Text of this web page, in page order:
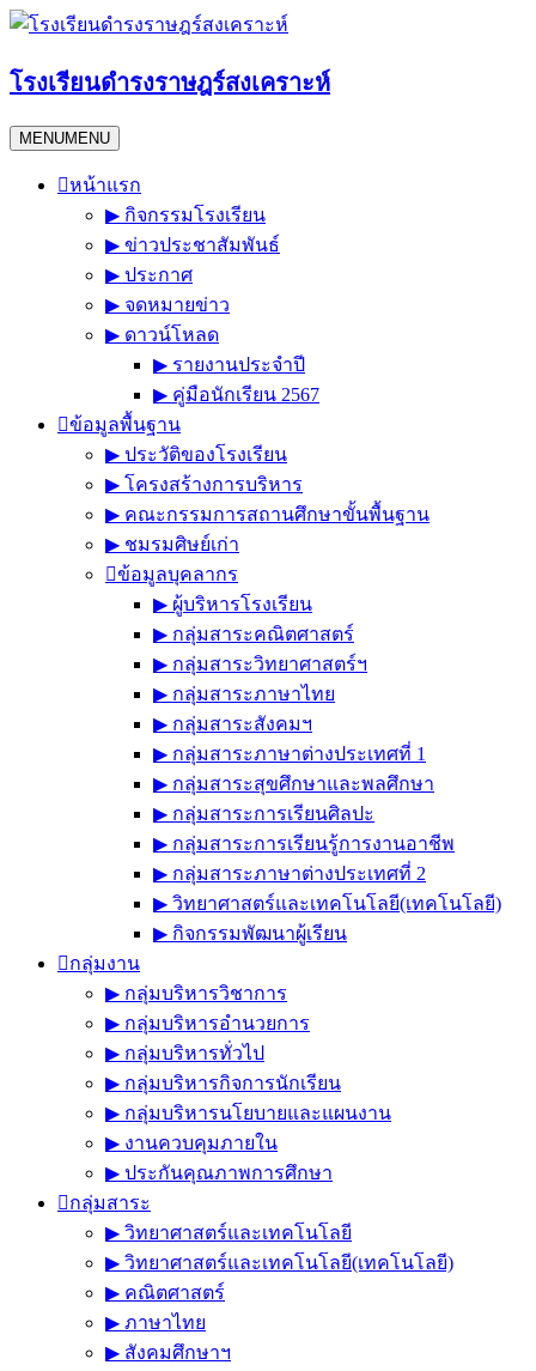
Skip
โรงเรียนดำรงราษฎร์สงเคราะห์
MENUMENU
หน้าแรก
▶︎ กิจกรรมโรงเรียน
▶︎ ข่าวประชาสัมพันธ์
▶︎ ประกาศ
▶︎ จดหมายข่าว
▶︎ ดาวน์โหลด
▶︎ รายงานประจำปี
▶︎ คู่มือนักเรียน 2567
ข้อมูลพื้นฐาน
▶︎ ประวัติของโรงเรียน
▶︎ โครงสร้างการบริหาร
▶︎ คณะกรรมการสถานศึกษาขั้นพื้นฐาน
▶︎ ชมรมศิษย์เก่า
ข้อมูลบุคลากร
▶︎ ผู้บริหารโรงเรียน
▶︎ กลุ่มสาระคณิตศาสตร์
▶︎ กลุ่มสาระวิทยาศาสตร์ฯ
▶︎ กลุ่มสาระภาษาไทย
▶︎ กลุ่มสาระสังคมฯ
▶︎ กลุ่มสาระภาษาต่างประเทศที่ 1
▶︎ กลุ่มสาระสุขศึกษาและพลศึกษา
▶︎ กลุ่มสาระการเรียนศิลปะ
▶︎ กลุ่มสาระการเรียนรู้การงานอาชีพ
▶︎ กลุ่มสาระภาษาต่างประเทศที่ 2
▶︎ วิทยาศาสตร์และเทคโนโลยี(เทคโนโลยี)
▶︎ กิจกรรมพัฒนาผู้เรียน
กลุ่มงาน
▶︎ กลุ่มบริหารวิชาการ
▶︎ กลุ่มบริหารอำนวยการ
▶︎ กลุ่มบริหารทั่วไป
▶︎ กลุ่มบริหารกิจการนักเรียน
▶︎ กลุ่มบริหารนโยบายและแผนงาน
▶︎ งานควบคุมภายใน
▶︎ ประกันคุณภาพการศึกษา
กลุ่มสาระ
▶︎ วิทยาศาสตร์และเทคโนโลยี
▶︎ วิทยาศาสตร์และเทคโนโลยี(เทคโนโลยี)
▶︎ คณิตศาสตร์
▶︎ ภาษาไทย
▶︎ สังคมศึกษาฯ